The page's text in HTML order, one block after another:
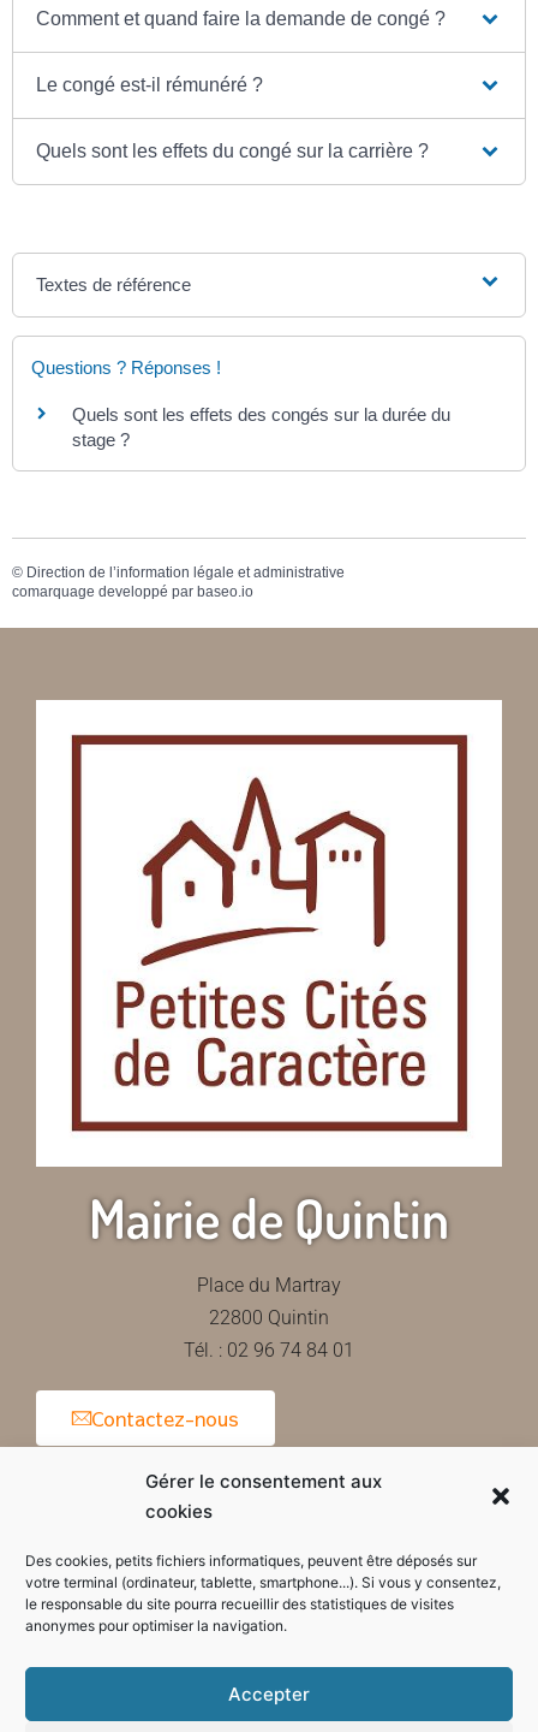
Gérer le consentement aux
cookies
Des cookies, petits fichiers informatiques, peuvent être déposés sur
votre terminal (ordinateur, tablette, smartphone...). Si vous y consentez,
le responsable du site pourra recueillir des statistiques de visites
anonymes pour optimiser la navigation.
Accepter
Comment et quand faire la demande de congé ?
Le congé est-il rémunéré ?
Quels sont les effets du congé sur la carrière ?
Textes de référence
Questions ? Réponses !
Quels sont les effets des congés sur la durée du
stage ?
© Direction de l’information légale et administrative
comarquage developpé par baseo.io
Mairie de Quintin
Place du Martray
22800 Quintin
Tél. : 02 96 74 84 01
Contactez-nous
Horaires d'ouverture de la mairie